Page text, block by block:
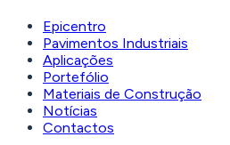
Epicentro
Pavimentos Industriais
Aplicações
Portefólio
Materiais de Construção
Notícias
Contactos